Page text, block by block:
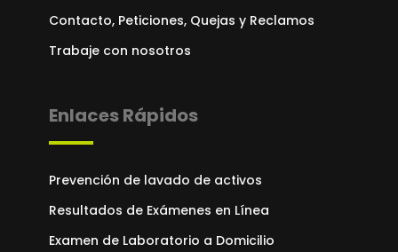
Contacto, Peticiones, Quejas y Reclamos
Trabaje con nosotros
Enlaces Rápidos
Prevención de lavado de activos
Resultados de Exámenes en Línea
Examen de Laboratorio a Domicilio